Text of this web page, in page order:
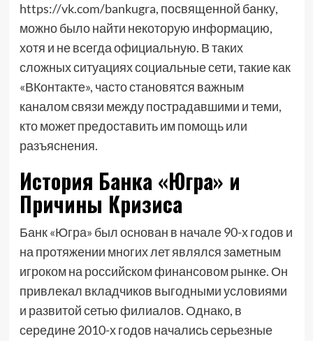
https://vk.com/bankugra, посвященной банку,
можно было найти некоторую информацию,
хотя и не всегда официальную. В таких
сложных ситуациях социальные сети, такие как
«ВКонтакте», часто становятся важным
каналом связи между пострадавшими и теми,
кто может предоставить им помощь или
разъяснения.
История Банка «Югра» и
Причины Кризиса
Банк «Югра» был основан в начале 90-х годов и
на протяжении многих лет являлся заметным
игроком на российском финансовом рынке. Он
привлекал вкладчиков выгодными условиями
и развитой сетью филиалов. Однако, в
середине 2010-х годов начались серьезные